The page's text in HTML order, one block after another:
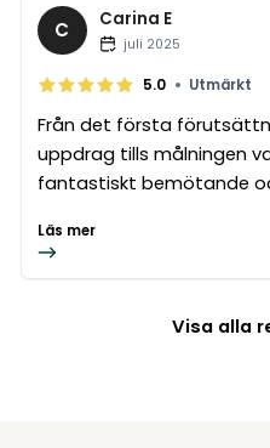
C Carina E
juli 2025
5.0 • Utmärkt
Från det första
uppdrag tills målningen
fantastiskt bemötande
Läs mer
Visa alla